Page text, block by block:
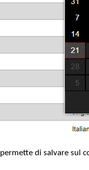
permette di salvare sul